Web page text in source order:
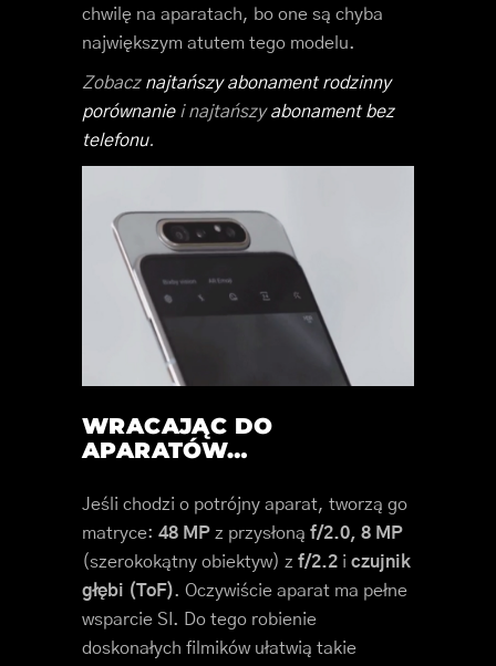
chwilę na aparatach, bo one są chyba
największym atutem tego modelu.
Zobacz najtańszy abonament rodzinny
porównaniei najtańszyabonament bez
telefonu.
WRACAJĄC DO
APARATÓW…
Jeśli chodzi o potrójny aparat, tworzą go
matryce: 48 MP z przysłoną f/2.0, 8 MP
(szerokokątny obiektyw) z f/2.2 i czujnik
głębi (ToF). Oczywiście aparat ma pełne
wsparcie SI. Do tego robienie
doskonałych filmików ułatwią takie